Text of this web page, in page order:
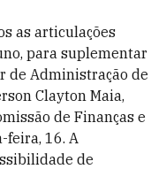
as articulações
para suplementar
de Administração de
Clayton Maia,
de Finanças e
feira, 16. A
de